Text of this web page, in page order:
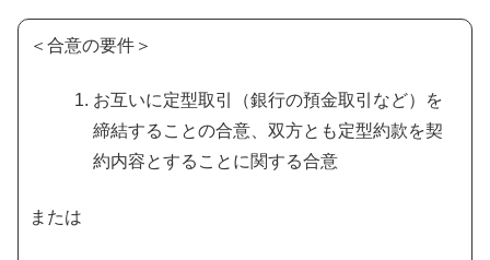
＜合意の要件＞
お互いに定型取引（銀行の預金取引など）を
締結することの合意、双方とも定型約款を契
約内容とすることに関する合意
または